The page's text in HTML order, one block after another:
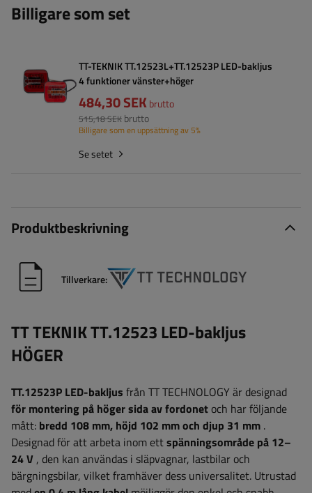
Billigare som set
TT-TEKNIK TT.12523L+TT.12523P LED-bakljus
4 funktioner vänster+höger
484,30 SEKbrutto
515,18 SEK brutto
Billigare som en uppsättning av 5%
Se setet
Produktbeskrivning
Tillverkare:
TT TEKNIK TT.12523 LED-bakljus
HÖGER
TT.12523P LED-bakljus från TT TECHNOLOGY är designad
för montering på höger sida av fordonet och har följande
mått: bredd 108 mm, höjd 102 mm och djup 31 mm .
Designad för att arbeta inom ettspänningsområde på 12–
24 V , den kan användas i släpvagnar, lastbilar och
bärgningsbilar, vilket framhäver dess universalitet. Utrustad